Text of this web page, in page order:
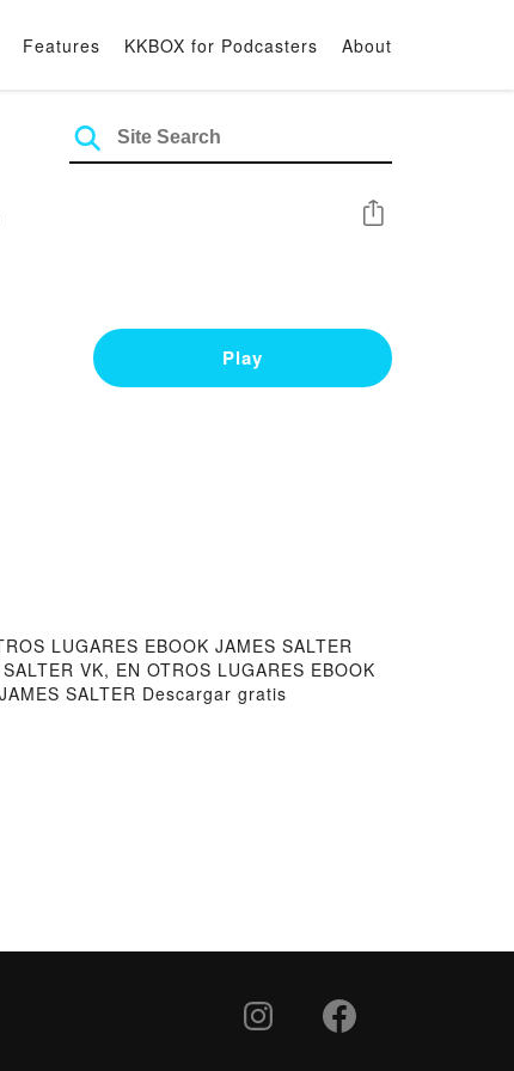
Features KKBOX for Podcasters About
Share
Play
LUGARES EBOOK JAMES SALTER
VK, EN OTROS LUGARES EBOOK
SALTER Descargar gratis